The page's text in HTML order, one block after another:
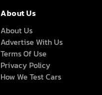
About Us
About Us
Advertise With Us
Terms Of Use
Privacy Policy
How We Test Cars